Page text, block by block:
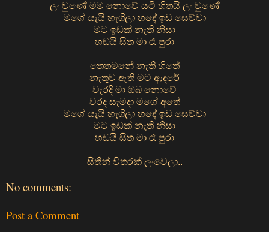
ලං වුණේ මම නොවේ යටි හිතයි ලං වුණේ
මගේ යැයි හැගිලා හදේ ඉඩ සෙව්වා
මට ඉඩක් නැති නිසා
හඩයි සිත මා රෑ පුරා
තෙතමනේ නැති හිතේ
නැතුව ඇති මට ආදරේ
වැරදි මා ඔබ නොවේ
වරද සැමදා මගේ අතේ
මගේ යැයි හැගිලා හදේ ඉඩ සෙව්වා
මට ඉඩක් නැති නිසා
හඩයි සිත මා රෑ පුරා
සිතින් විතරක් ලංවෙලා..
No comments:
Post a Comment